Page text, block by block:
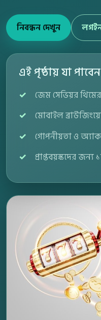
নিবন্ধন দেখুন
এই পৃষ্ঠায় যা পাবেন
জেম সেভিয়র
মোবাইল
গোপনীয়তা ও
প্রাপ্তবয়স্কদের জন্য